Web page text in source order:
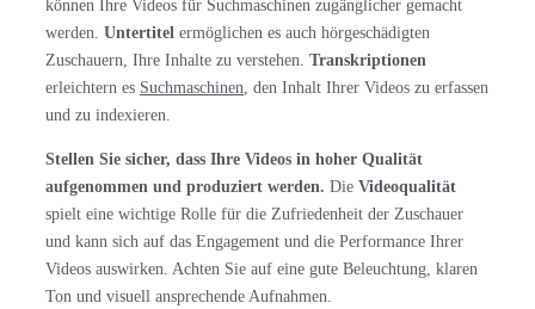
können Ihre Videos für Suchmaschinen zugänglicher gemacht
werden. Untertitel ermöglichen es auch hörgeschädigten
Zuschauern, Ihre Inhalte zu verstehen. Transkriptionen
erleichtern es Suchmaschinen , den Inhalt Ihrer Videos zu erfassen
und zu indexieren.
Stellen Sie sicher, dass Ihre Videos in hoher Qualität
aufgenommen und produziert werden. Die Videoqualität
spielt eine wichtige Rolle für die Zufriedenheit der Zuschauer
und kann sich auf das Engagement und die Performance Ihrer
Videos auswirken. Achten Sie auf eine gute Beleuchtung, klaren
Ton und visuell ansprechende Aufnahmen.